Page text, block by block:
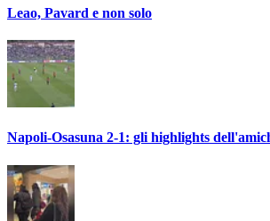
Leao, Pavard e non solo
Napoli-Osasuna 2-1: gli highlights